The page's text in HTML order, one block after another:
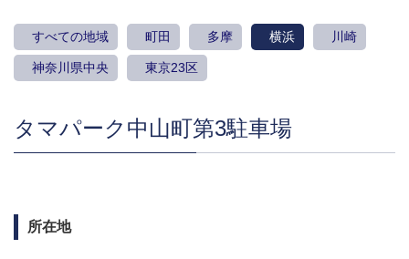
すべての地域 町田 多摩 横浜 川崎
神奈川県中央 東京23区
タマパーク中山町第3駐車場
所在地